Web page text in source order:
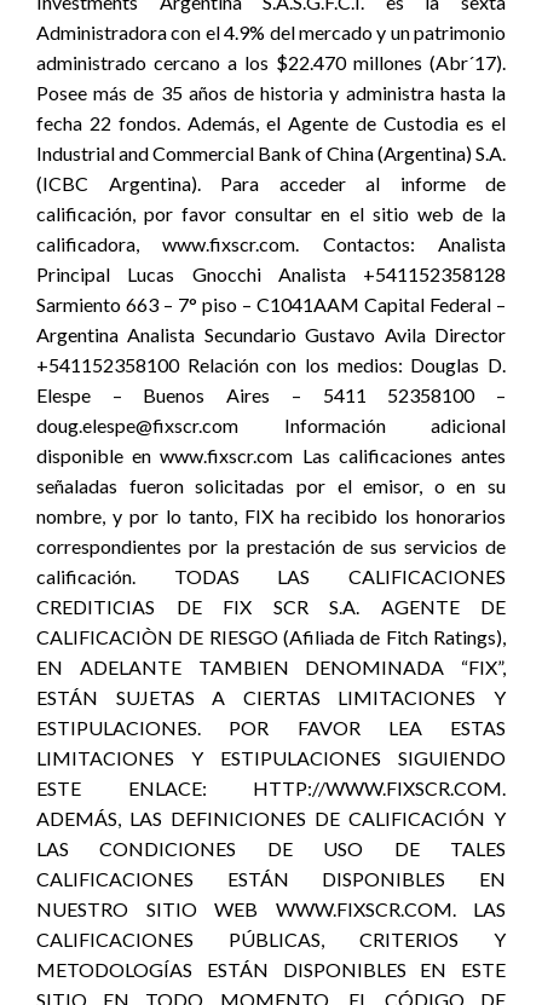
Administradora con el 4.9% del mercado y un patrimonio
administrado cercano a los $22.470 millones (Abr´17).
Posee más de 35 años de historia y administra hasta la
fecha 22 fondos. Además, el Agente de Custodia es el
Industrial and Commercial Bank of China (Argentina) S.A.
(ICBC Argentina). Para acceder al informe de
calificación, por favor consultar en el sitio web de la
calificadora, www.fixscr.com. Contactos: Analista
Principal Lucas Gnocchi Analista +541152358128
Sarmiento 663 – 7° piso – C1041AAM Capital Federal –
Argentina Analista Secundario Gustavo Avila Director
+541152358100 Relación con los medios: Douglas D.
Elespe – Buenos Aires – 5411 52358100 –
doug.elespe@fixscr.com Información adicional
disponible en www.fixscr.com Las calificaciones antes
señaladas fueron solicitadas por el emisor, o en su
nombre, y por lo tanto, FIX ha recibido los honorarios
correspondientes por la prestación de sus servicios de
calificación. TODAS LAS CALIFICACIONES
CREDITICIAS DE FIX SCR S.A. AGENTE DE
CALIFICACIÒN DE RIESGO (Afiliada de Fitch Ratings),
EN ADELANTE TAMBIEN DENOMINADA “FIX”,
ESTÁN SUJETAS A CIERTAS LIMITACIONES Y
ESTIPULACIONES. POR FAVOR LEA ESTAS
LIMITACIONES Y ESTIPULACIONES SIGUIENDO
ESTE ENLACE: HTTP://WWW.FIXSCR.COM.
ADEMÁS, LAS DEFINICIONES DE CALIFICACIÓN Y
LAS CONDICIONES DE USO DE TALES
CALIFICACIONES ESTÁN DISPONIBLES EN
NUESTRO SITIO WEB WWW.FIXSCR.COM. LAS
CALIFICACIONES PÚBLICAS, CRITERIOS Y
METODOLOGÍAS ESTÁN DISPONIBLES EN ESTE
SITIO EN TODO MOMENTO. EL CÓDIGO DE